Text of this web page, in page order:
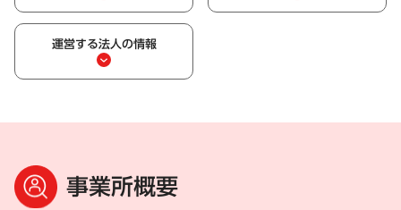
運営する法人の情報
事業所概要